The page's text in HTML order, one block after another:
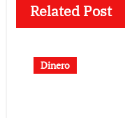
Related Post
Dinero